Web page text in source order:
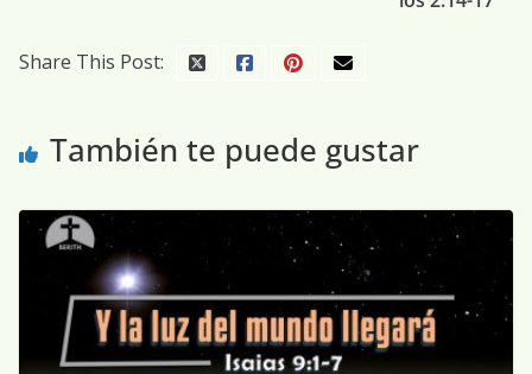
Share This Post:
También te puede gustar